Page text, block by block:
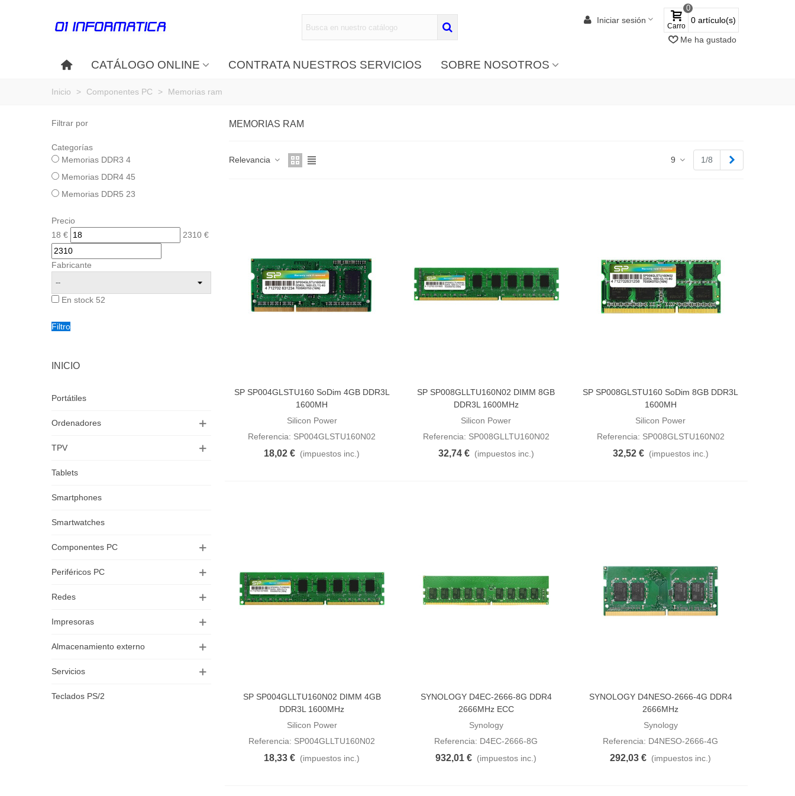
Iniciar sesión
Carro
0
0 artículo(s)
Me ha gustado
CATÁLOGO ONLINE CONTRATA NUESTROS SERVICIOS SOBRE NOSOTROS
Inicio > Componentes PC > Memorias ram
Filtrar por
Categorías
Memorias DDR3 4
Memorias DDR4 45
Memorias DDR5 23
Precio
18 € 2310 €
Fabricante
En stock 52
Filtro
INICIO
Portátiles
Ordenadores
TPV
Tablets
Smartphones
Smartwatches
Componentes PC
Periféricos PC
Redes
Impresoras
Almacenamiento externo
Servicios
Teclados PS/2
MEMORIAS RAM
Relevancia 9 1/8
Añadir al carrito
SP SP004GLSTU160 SoDim 4GB DDR3L
1600MH
Silicon Power
Referencia: SP004GLSTU160N02
18,02 € (impuestos inc.)
Añadir al carrito
SP SP008GLLTU160N02 DIMM 8GB
DDR3L 1600MHz
Silicon Power
Referencia: SP008GLLTU160N02
32,74 € (impuestos inc.)
Añadir al carrito
SP SP008GLSTU160 SoDim 8GB DDR3L
1600MH
Silicon Power
Referencia: SP008GLSTU160N02
32,52 € (impuestos inc.)
Añadir al carrito
SP SP004GLLTU160N02 DIMM 4GB
DDR3L 1600MHz
Silicon Power
Referencia: SP004GLLTU160N02
18,33 € (impuestos inc.)
Añadir al carrito
SYNOLOGY D4EC-2666-8G DDR4
2666MHz ECC
Synology
Referencia: D4EC-2666-8G
932,01 € (impuestos inc.)
Añadir al carrito
SYNOLOGY D4NESO-2666-4G DDR4
2666MHz
Synology
Referencia: D4NESO-2666-4G
292,03 € (impuestos inc.)